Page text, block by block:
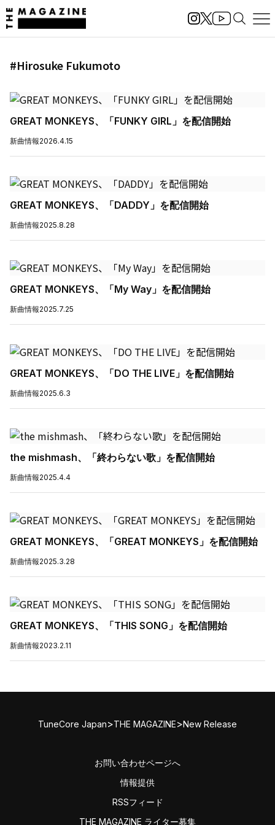
#Hirosuke Fukumoto
GREAT MONKEYS、「FUNKY GIRL」を配信開始
新曲情報2026.4.15
GREAT MONKEYS、「DADDY」を配信開始
新曲情報2025.8.28
GREAT MONKEYS、「My Way」を配信開始
新曲情報2025.7.25
GREAT MONKEYS、「DO THE LIVE」を配信開始
新曲情報2025.6.3
the mishmash、「終わらない歌」を配信開始
新曲情報2025.4.4
GREAT MONKEYS、「GREAT MONKEYS」を配信開始
新曲情報2025.3.28
GREAT MONKEYS、「THIS SONG」を配信開始
新曲情報2023.2.11
TuneCore Japan>THE MAGAZINE>New Release
お問い合わせページへ
情報提供
RSSフィード
THE MAGAZINE ライター募集